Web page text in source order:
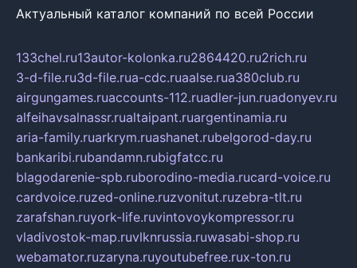
Актуальный каталог компаний по всей России
133chel.ru13autor-kolonka.ru2864420.ru2rich.ru
3-d-file.ru3d-file.rua-cdc.ruaalse.rua380club.ru
airgungames.ruaccounts-112.ruadler-jun.ruadonyev.ru
alfeihavsalnassr.rualtaipant.ruargentinamia.ru
aria-family.ruarkrym.ruashanet.rubelgorod-day.ru
bankaribi.rubandamn.rubigfatcc.ru
blagodarenie-spb.ruborodino-media.rucard-voice.ru
cardvoice.ruzed-online.ruzvonitut.ruzebra-tlt.ru
zarafshan.ruyork-life.ruvintovoykompressor.ru
vladivostok-map.ruvlknrussia.ruwasabi-shop.ru
webamator.ruzaryna.ruyoutubefree.rux-ton.ru